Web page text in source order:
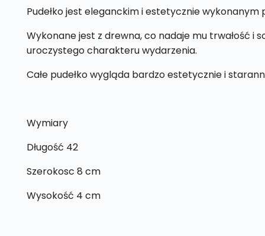
Pudełko jest eleganckim i estetycznie
Wykonane jest z drewna, co nadaje mu trwałość i
uroczystego charakteru wydarzenia.
Całe pudełko wygląda bardzo estetycznie i
Wymiary
Długość 42
Szerokosc 8 cm
Wysokość 4 cm